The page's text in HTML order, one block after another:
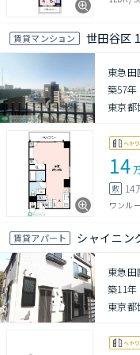
賃貸マンション 世田谷区
東急
築57年
東京都
14
敷 14
ワンル
賃貸アパート シャイニン
東急
築11年
東京都